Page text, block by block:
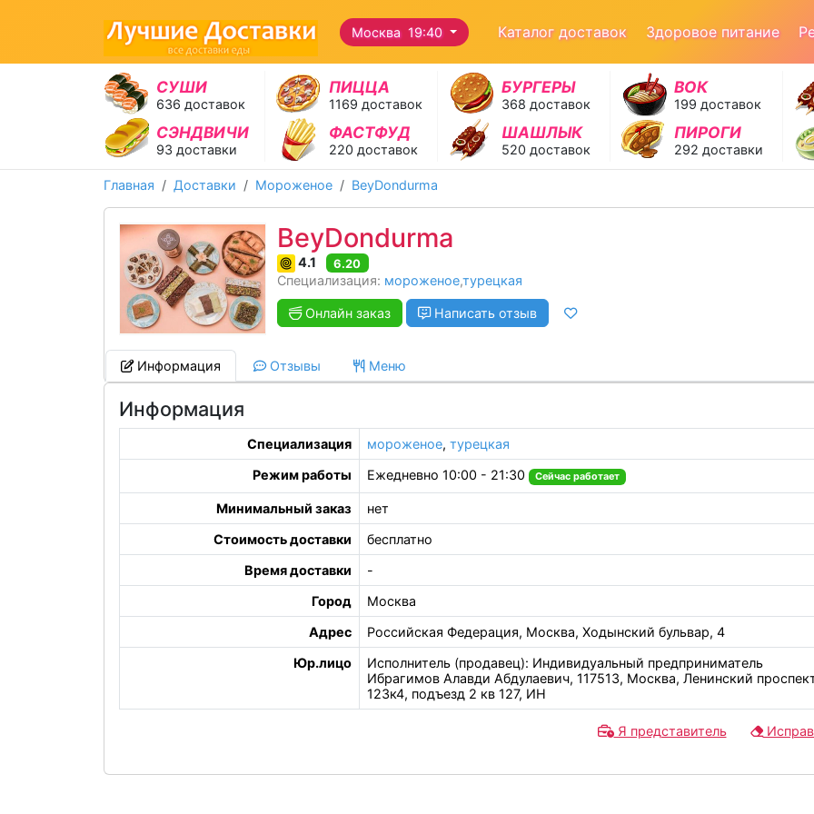
Москва 19:40 Каталог доставок Здоровое питание
СУШИ
636 доставок
ПИЦЦА
1169 доставок
БУРГЕРЫ
368 доставок
ВОК
199 доставок
СЭНДВИЧИ
93 доставки
ФАСТФУД
220 доставок
ШАШЛЫК
520 доставок
ПИРОГИ
292 доставки
Главная Доставки Мороженое BeyDondurma
BeyDondurma
4.1 6.20
Специализация: мороженое,турецкая
Онлайн заказ Написать отзыв
Информация Отзывы Меню
Информация
Специализация мороженое, турецкая
Режим работы
Ежедневно 10:00 - 21:30 Сейчас работает
Минимальный заказ
нет
Стоимость доставки
бесплатно
Время доставки
-
Город
Москва
Адрес
Российская Федерация, Москва, Ходынский бульвар, 4
Юр.лицо
Исполнитель (продавец): Индивидуальный предприниматель
Ибрагимов Алавди Абдулаевич, 117513, Москва, Ленинский
123к4, подъезд 2 кв 127, ИН
Я представитель